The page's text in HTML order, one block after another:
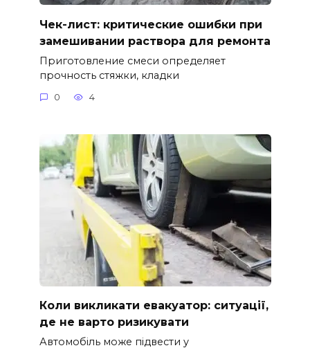
Чек-лист: критические ошибки при
замешивании раствора для ремонта
Приготовление смеси определяет
прочность стяжки, кладки
0 4
Коли викликати евакуатор: ситуації,
де не варто ризикувати
Автомобіль може підвести у